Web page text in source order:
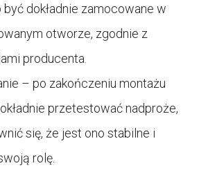
dokładnie zamocowane w
otworze, zgodnie z
producenta.
– po zakończeniu montażu
przetestować nadproże,
się, że jest ono stabilne i
rolę.